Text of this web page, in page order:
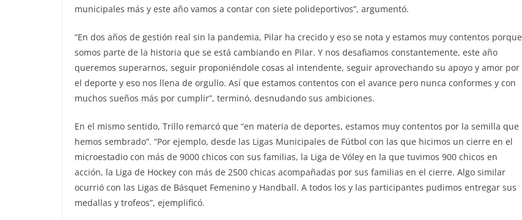
municipales más y este año vamos a contar con siete polideportivos”, argumentó.
“En dos años de gestión real sin la pandemia, Pilar ha crecido y eso se nota y estamos muy contentos porque
somos parte de la historia que se está cambiando en Pilar. Y nos desafiamos constantemente, este año
queremos superarnos, seguir proponiéndole cosas al intendente, seguir aprovechando su apoyo y amor por
el deporte y eso nos llena de orgullo. Así que estamos contentos con el avance pero nunca conformes y con
muchos sueños más por cumplir”, terminó, desnudando sus ambiciones.
En el mismo sentido, Trillo remarcó que “en materia de deportes, estamos muy contentos por la semilla que
hemos sembrado”. “Por ejemplo, desde las Ligas Municipales de Fútbol con las que hicimos un cierre en el
microestadio con más de 9000 chicos con sus familias, la Liga de Vóley en la que tuvimos 900 chicos en
acción, la Liga de Hockey con más de 2500 chicas acompañadas por sus familias en el cierre. Algo similar
ocurrió con las Ligas de Básquet Femenino y Handball. A todos los y las participantes pudimos entregar sus
medallas y trofeos”, ejemplificó.